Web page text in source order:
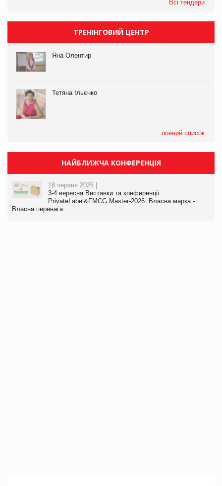
Всі тендери
ТРЕНІНГОВИЙ ЦЕНТР
Яна Олентир
Тетяна Ільєнко
повний список
НАЙБЛИЖЧА КОНФЕРЕНЦІЯ
18 червня 2026 |
3-4 вересня Виставки та конференції
PrivateLabel&FMCG Master-2026: Власна марка -
Власна перевага